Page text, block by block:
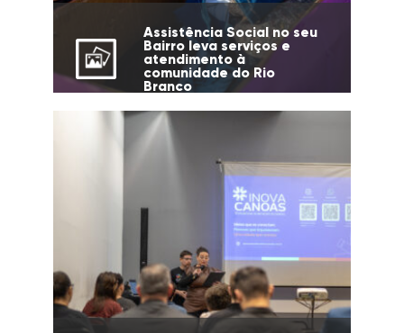
Assistência Social no seu
Bairro leva serviços e
atendimento à
comunidade do Rio
Branco